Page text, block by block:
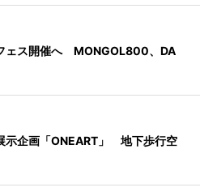
ェス開催へ MONGOL800、DA
示企画「ONEART」 地下歩行空